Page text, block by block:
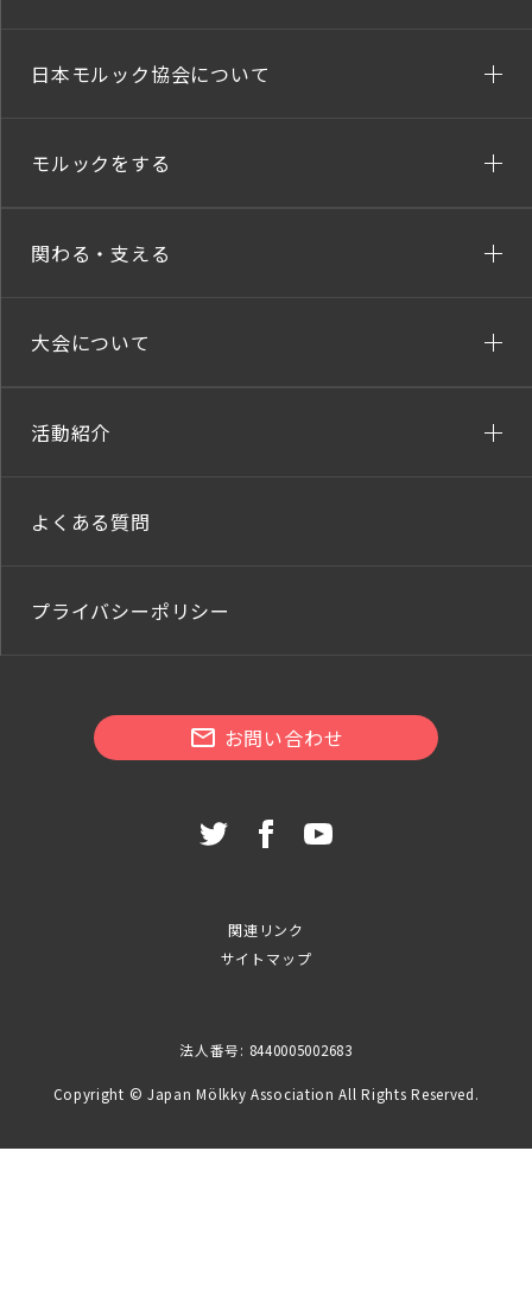
日本モルック協会について
モルックをする
関わる・支える
大会について
活動紹介
よくある質問
プライバシーポリシー
お問い合わせ
関連リンク
サイトマップ
法人番号: 8440005002683
Copyright © Japan Mölkky Association All Rights Reserved.